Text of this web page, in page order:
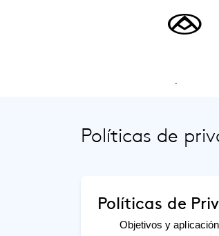
Políticas de
Políticas de
Objetivos y